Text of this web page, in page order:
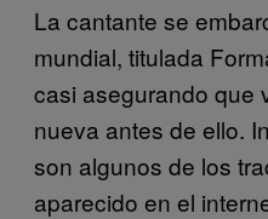
La cantante se
mundial, titulada
casi asegurando que
nueva antes de ello.
son algunos de los
aparecido en el